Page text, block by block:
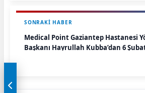
SONRAKI HABER
Medical Point Gaziantep Hastanesi
Başkanı Hayrullah Kubba’dan 6